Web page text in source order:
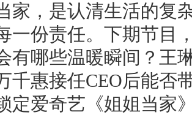
家，是认清生活的复
一份责任。下期节目
有哪些温暖瞬间？王
千惠接任CEO后能否
定爱奇艺《姐姐当家